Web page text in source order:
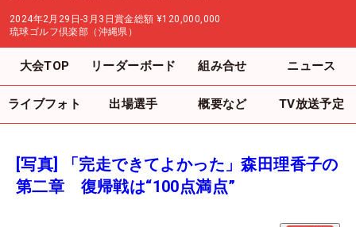
2024年2月29日-3月3日賞金総額 ¥120,000,000
琉球ゴルフ倶楽部（沖縄県）
大会TOP リーダーボード 組み合せ ニュース
ライブフォト 出場選手 概要など TV放送予定
[写真] 「完走できてよかった」森田理香子の
第二章 復帰戦は“100点満点”